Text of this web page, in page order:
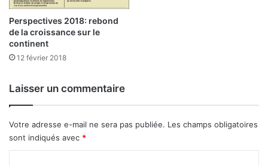
a
t
u
t
a
Perspectives 2018: rebond
de la croissance sur le
continent
12 février 2018
Laisser un commentaire
Votre adresse e-mail ne sera pas publiée. Les champs obligatoires
sont indiqués avec *